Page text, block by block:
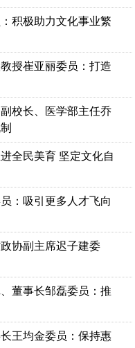
积极助力文化事业繁
授崔亚丽委员：打造
校长、医学部主任乔
全民美育 坚定文化自
：吸引更多人才飞向
协副主席迟子建委
董事长邹磊委员：推
王均金委员：保持惠